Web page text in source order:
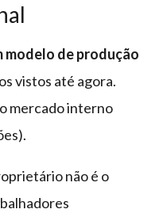
de produção
vistos até agora.
mercado interno
não é o